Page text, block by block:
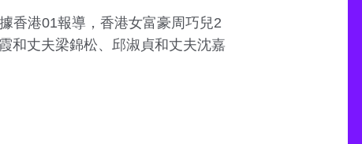
香港01報導，香港女富豪周巧兒2
和丈夫梁錦松、邱淑貞和丈夫沈嘉